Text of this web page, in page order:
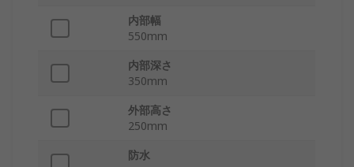
内部幅
550mm
内部深さ
350mm
外部高さ
250mm
防水